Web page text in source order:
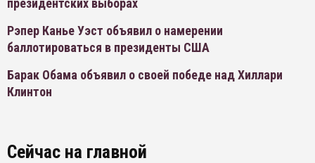
президентских выборах
Рэпер Канье Уэст объявил о намерении
баллотироваться в президенты США
Барак Обама объявил о своей победе над Хиллари
Клинтон
Сейчас на главной